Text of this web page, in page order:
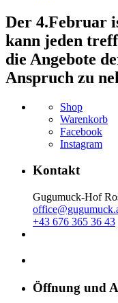
Der 4.Februar
kann jeden
die Angebote
Anspruch zu
Shop
Warenkorb
Facebook
Instagram
Kontakt
Gugumuck-Hof
+43 676 365 36 43
Öffnung und